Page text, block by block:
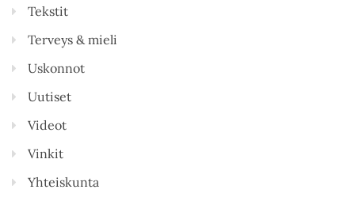
Tekstit
Terveys & mieli
Uskonnot
Uutiset
Videot
Vinkit
Yhteiskunta